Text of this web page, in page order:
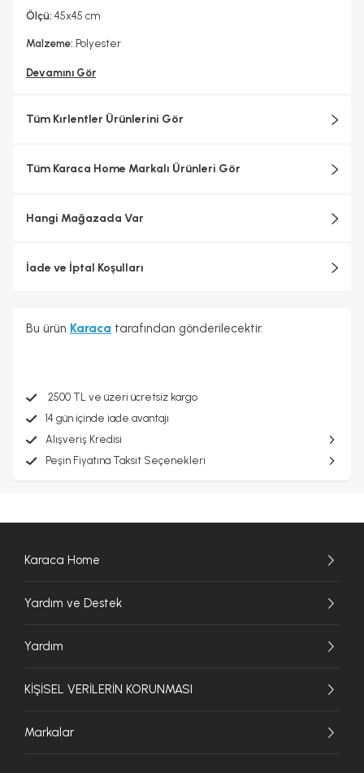
Ölçü: 45x45 cm
Malzeme: Polyester
Devamını Gör
Tüm Kırlentler Ürünlerini Gör
Tüm Karaca Home Markalı Ürünleri Gör
Hangi Mağazada Var
İade ve İptal Koşulları
Bu ürün Karaca tarafından gönderilecektir.
2500 TL ve üzeri ücretsiz kargo
14 gün içinde iade avantajı
Alışveriş Kredisi
Peşin Fiyatına Taksit Seçenekleri
Karaca Home
Yardım ve Destek
Yardım
KİŞİSEL VERİLERİN KORUNMASI
Markalar